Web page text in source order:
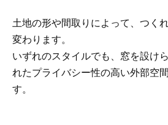
土地の形や間取りによって、つく
変わります。
いずれのスタイルでも、窓を設け
れたプライバシー性の高い外部空
す。